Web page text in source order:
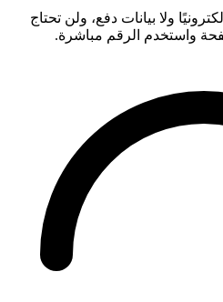
ولا بيانات دفع، ولن تحتاج
واستخدم الرقم مباشرة.